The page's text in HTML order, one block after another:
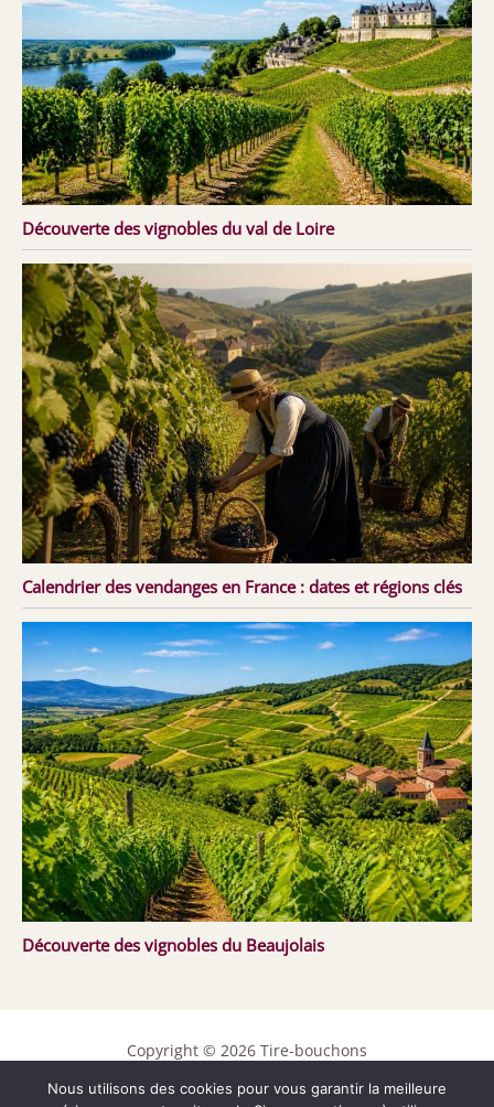
Découverte des vignobles du val de Loire
Calendrier des vendanges en France : dates et régions clés
Découverte des vignobles du Beaujolais
Copyright © 2026 Tire-bouchons
Contact
Nous utilisons des cookies pour vous garantir la meilleure